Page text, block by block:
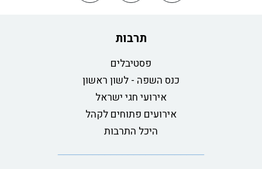
תרבות
פסטיבלים
כנס השפה - לשון ראשון
אירועי חגי ישראל
אירועים פתוחים לקהל
היכל התרבות